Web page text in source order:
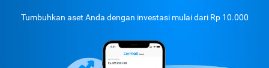
Tumbuhkan aset Anda dengan investasi mulai dari Rp 10.000